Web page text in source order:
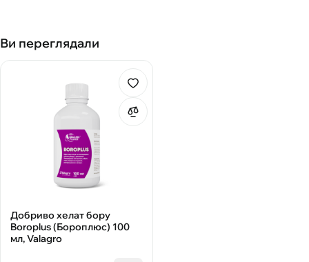
Ви переглядали
Добриво хелат бору
Boroplus (Бороплюс) 100
мл, Valagro